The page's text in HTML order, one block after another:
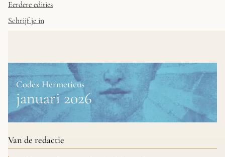
Eerdere edities
Schrijf je in
Codex Hermeticus
januari 2026
Van de redactie